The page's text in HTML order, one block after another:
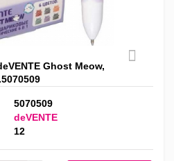
Ghost Meow,
5070509
deVENTE
12